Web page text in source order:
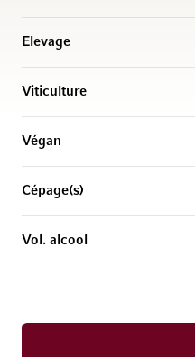
Elevage
Viticulture
Végan
Cépage(s)
Vol. alcool